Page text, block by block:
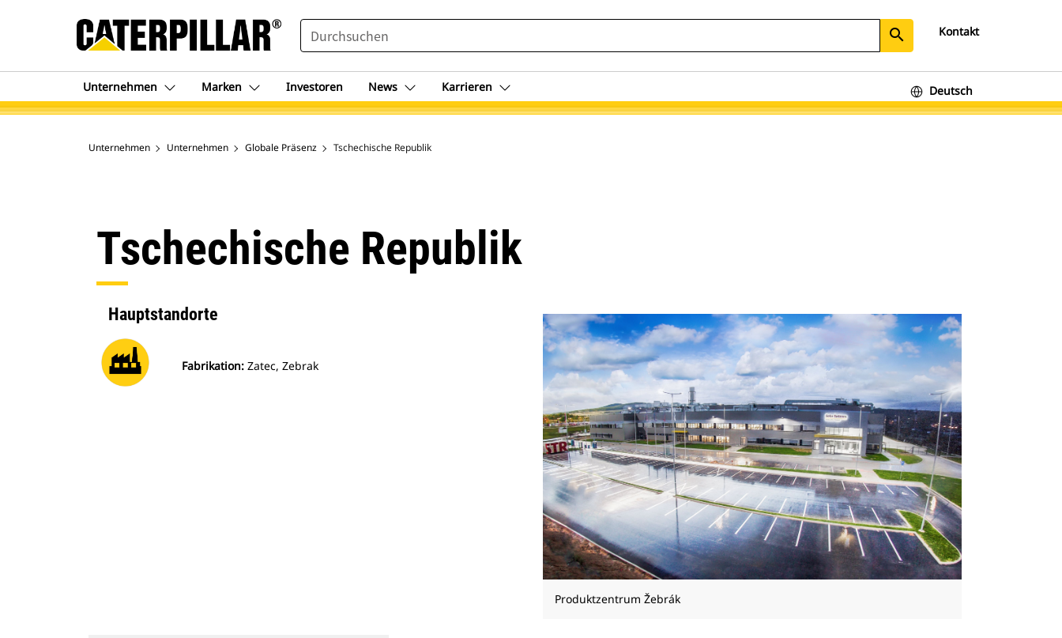
SEARCH search Kontakt
Unternehmen Marken Investoren News Karrieren Deutsch
Unternehmen Unternehmen Globale Präsenz Tschechische Republik
Tschechische Republik
Hauptstandorte
Fabrikation: Zatec, Zebrak
Produktzentrum Žebrák